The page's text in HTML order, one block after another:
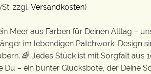
zzgl. Versandkosten)
Meer aus Farben für Deinen Alltag –
im lebendigen Patchwork-Design
🌈 Jedes Stück ist mit Sorgfalt aus
Du – ein bunter Glücksbote, der Deine